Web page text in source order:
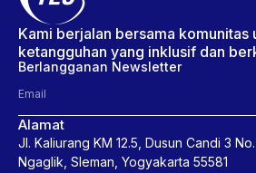
Kami berjalan bersama komunitas
ketangguhan yang inklusif dan
Berlangganan Newsletter
Alamat
Jl. Kaliurang KM 12.5, Dusun Candi 3
Ngaglik, Sleman, Yogyakarta 55581